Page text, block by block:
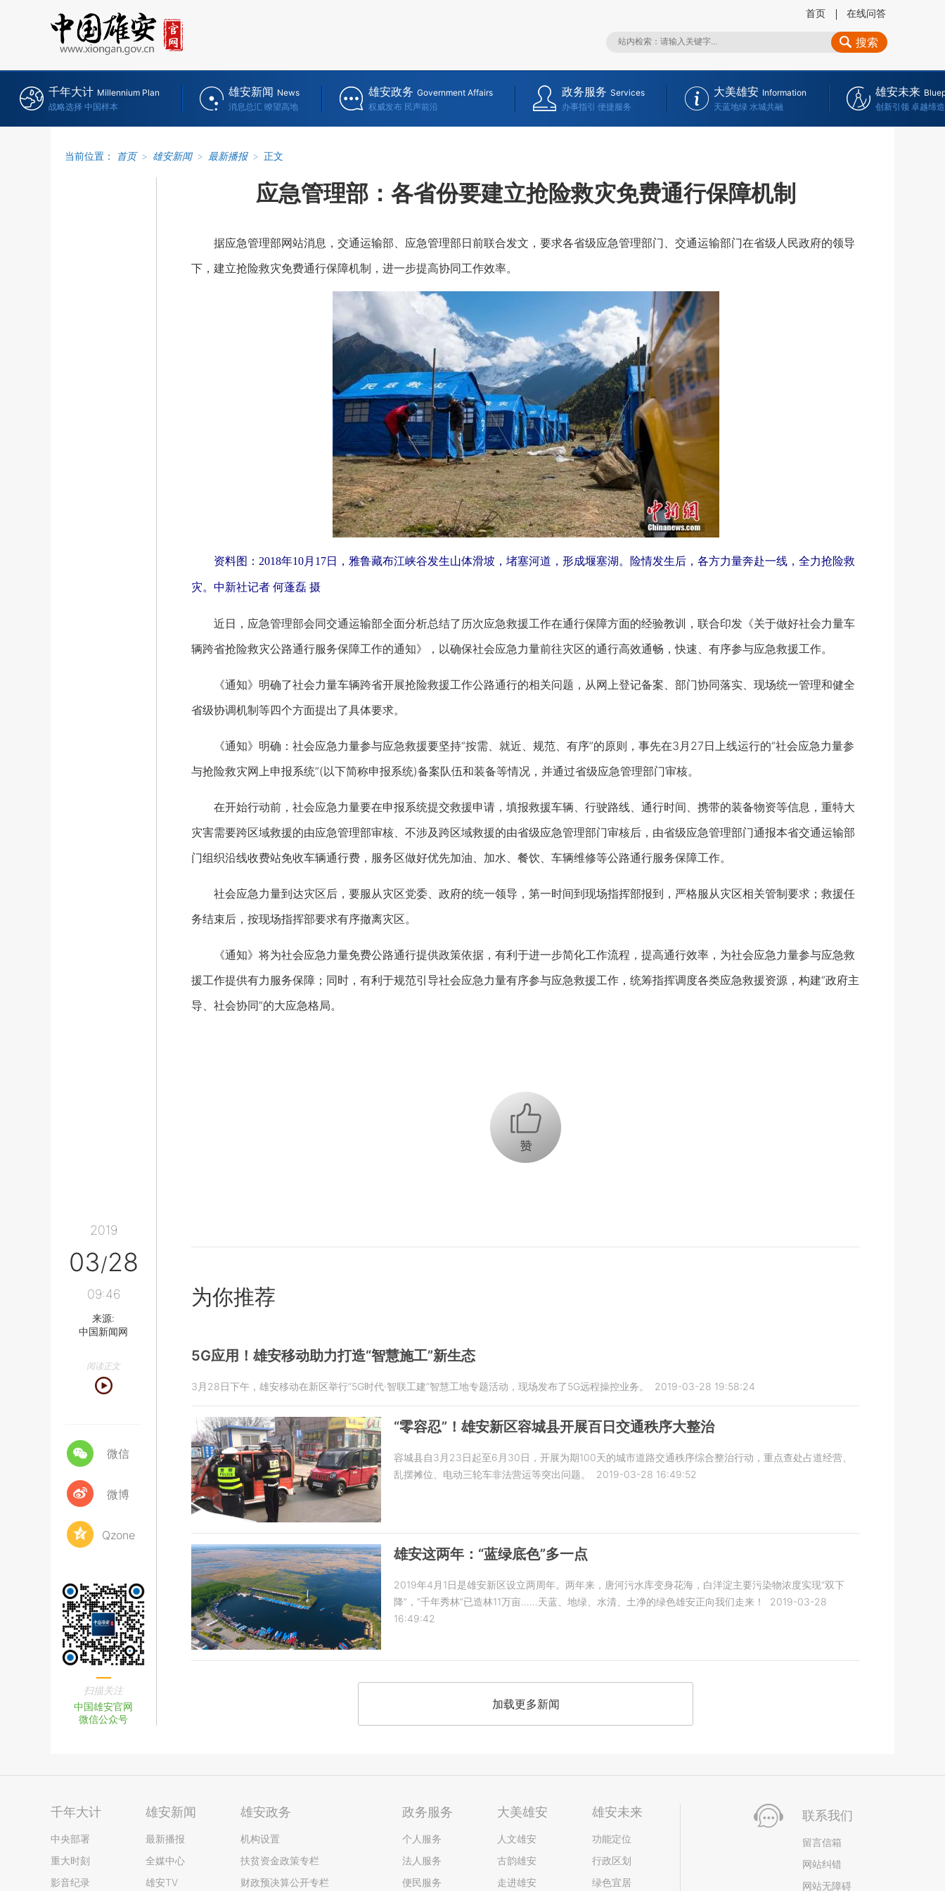
首页 在线问答
搜索
千年大计 Millennium Plan
战略选择 中国样本
雄安新闻 News
消息总汇 瞭望高地
雄安政务 Government Affairs
权威发布 民声前沿
政务服务 Services
办事指引 便捷服务
大美雄安 Information
天蓝地绿 水城共融
雄安未来
创新引领 卓越缔造
当前位置： 首页 > 雄安新闻 > 最新播报 > 正文
2019
03/28
09:46
来源:
中国新闻网
阅读正文
微信
微博
Qzone
扫描关注
中国雄安官网
微信公众号
应急管理部：各省份要建立抢险救灾免费通行保障机制
据应急管理部网站消息，交通运输部、应急管理部日前联合发文，要求各省级应急管理部门、交通运输部门在省级人民政府的领导
下，建立抢险救灾免费通行保障机制，进一步提高协同工作效率。
资料图：2018年10月17日，雅鲁藏布江峡谷发生山体滑坡，堵塞河道，形成堰塞湖。险情发生后，各方力量奔赴一线，全力抢险救
灾。中新社记者 何蓬磊 摄
近日，应急管理部会同交通运输部全面分析总结了历次应急救援工作在通行保障方面的经验教训，联合印发《关于做好社会力量车
辆跨省抢险救灾公路通行服务保障工作的通知》，以确保社会应急力量前往灾区的通行高效通畅，快速、有序参与应急救援工作。
《通知》明确了社会力量车辆跨省开展抢险救援工作公路通行的相关问题，从网上登记备案、部门协同落实、现场统一管理和健全
省级协调机制等四个方面提出了具体要求。
《通知》明确：社会应急力量参与应急救援要坚持“按需、就近、规范、有序”的原则，事先在3月27日上线运行的“社会应急力量参
与抢险救灾网上申报系统”(以下简称申报系统)备案队伍和装备等情况，并通过省级应急管理部门审核。
在开始行动前，社会应急力量要在申报系统提交救援申请，填报救援车辆、行驶路线、通行时间、携带的装备物资等信息，重特大
灾害需要跨区域救援的由应急管理部审核、不涉及跨区域救援的由省级应急管理部门审核后，由省级应急管理部门通报本省交通运输部
门组织沿线收费站免收车辆通行费，服务区做好优先加油、加水、餐饮、车辆维修等公路通行服务保障工作。
社会应急力量到达灾区后，要服从灾区党委、政府的统一领导，第一时间到现场指挥部报到，严格服从灾区相关管制要求；救援任
务结束后，按现场指挥部要求有序撤离灾区。
《通知》将为社会应急力量免费公路通行提供政策依据，有利于进一步简化工作流程，提高通行效率，为社会应急力量参与应急救
援工作提供有力服务保障；同时，有利于规范引导社会应急力量有序参与应急救援工作，统筹指挥调度各类应急救援资源，构建“政府主
导、社会协同”的大应急格局。
+1
为你推荐
5G应用！雄安移动助力打造“智慧施工”新生态
3月28日下午，雄安移动在新区举行“5G时代·智联工建”智慧工地专题活动，现场发布了5G远程操控业务。 2019-03-28 19:58:24
“零容忍”！雄安新区容城县开展百日交通秩序大整治
容城县自3月23日起至6月30日，开展为期100天的城市道路交通秩序综合整治行动，重点查处占道经营、
乱摆摊位、电动三轮车非法营运等突出问题。
2019-03-28 16:49:52
雄安这两年：“蓝绿底色”多一点
2019年4月1日是雄安新区设立两周年。两年来，唐河污水库变身花海，白洋淀主要污染物浓度实现“双下
降”，“千年秀林”已造林11万亩……天蓝、地绿、水清、土净的绿色雄安正向我们走来！
2019-03-28
16:49:42
加载更多新闻
千年大计
中央部署
重大时刻
影音纪录
雄安新闻
最新播报
全媒中心
雄安TV
雄安政务
机构设置
扶贫资金政策专栏
财政预决算公开专栏
政务服务
个人服务
法人服务
便民服务
大美雄安
人文雄安
古韵雄安
走进雄安
雄安未来
功能定位
行政区划
绿色宜居
联系我们
留言信箱
网站纠错
网站无障碍